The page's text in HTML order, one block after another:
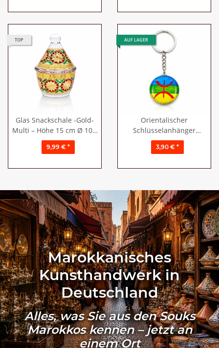
TOP
Glas Snackschale -Gold-
Multi – Höhe 15 cm Ø 10,5
cm
9,99 € *
AUF LAGER
Orientalischer
Schlüsselanhänger
Edelstahl "Berber"
3,90 € *
Marokkanisches
Kunsthandwerk in
Deutschland
Alles, was Sie aus den Souks
Marokkos kennen – jetzt an
einem Ort